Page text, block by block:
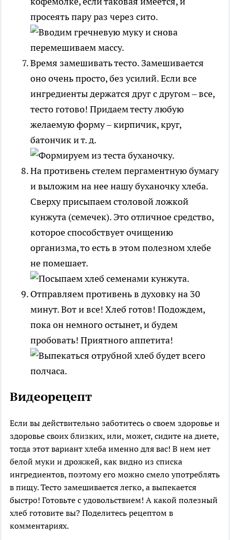
просеять пару раз через сито.
Время замешивать тесто. Замешивается
оно очень просто, без усилий. Если все
ингредиенты держатся друг с другом – все,
тесто готово! Придаем тесту любую
желаемую форму – кирпичик, круг,
батончик и т. д.
На противень стелем пергаментную бумагу
и выложим на нее нашу буханочку хлеба.
Сверху присыпаем столовой ложкой
кунжута (семечек). Это отличное средство,
которое способствует очищению
организма, то есть в этом полезном хлебе
не помешает.
Отправляем противень в духовку на 30
минут. Вот и все! Хлеб готов! Подождем,
пока он немного остынет, и будем
пробовать! Приятного аппетита!
Видеорецепт
Если вы действительно заботитесь о своем здоровье и
здоровье своих близких, или, может, сидите на диете,
тогда этот вариант хлеба именно для вас! В нем нет
белой муки и дрожжей, как видно из списка
ингредиентов, поэтому его можно смело употреблять
в пищу. Тесто замешивается легко, а выпекается
быстро! Готовьте с удовольствием! А какой полезный
хлеб готовите вы? Поделитесь рецептом в
комментариях.